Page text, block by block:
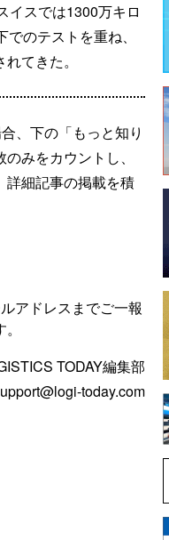
イスでは1300万キロ
のテストを重ね、
てきた。
、下の「もっと知り
みをカウントし、
詳細記事の掲載を積
アドレスまでご一報
TODAY編集部
today.com